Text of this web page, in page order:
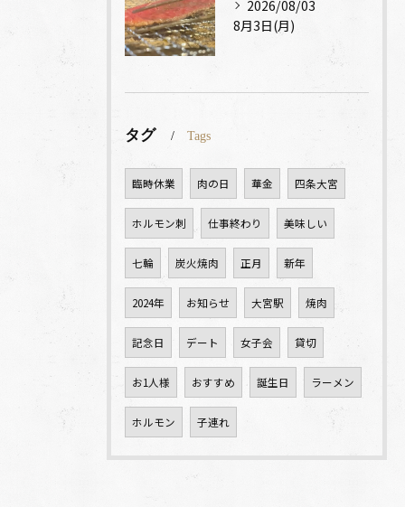
2026/08/03
8月3日(月)
タグ Tags
臨時休業 肉の日 華金 四条大宮
ホルモン刺 仕事終わり 美味しい
七輪 炭火焼肉 正月 新年
2024年 お知らせ 大宮駅 焼肉
記念日 デート 女子会 貸切
お1人様 おすすめ 誕生日 ラーメン
ホルモン 子連れ